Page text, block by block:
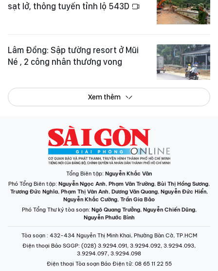
sạt lở, thông tuyến tỉnh lộ 543D
Lâm Đồng: Sập tường resort ở Mũi
Né , 2 công nhân thương vong
Xem thêm
Tổng Biên tập: Nguyễn Khắc Văn
Phó Tổng Biên tập: Nguyễn Ngọc Anh, Phạm Văn Trường, Bùi Thị Hồng Sương,
Trương Đức Nghĩa, Phạm Thị Vân Anh, Dương Văn Quang, Nguyễn Đức Hiển,
Nguyễn Khắc Cường, Trần Gia Bảo
Phó Tổng Thư ký tòa soạn: Ngô Quang Trưởng, Nguyễn Chiến Dũng,
Nguyễn Phước Bình
Tòa soạn : 432-434 Nguyễn Thị Minh Khai, Phường Bàn Cờ, TP.HCM
Điện thoại Báo SGGP: (028) 3.9294.091, 3.9294.092, 3.9294.093,
3.9294.097, 3.9294.098
Điện thoại Tòa soạn Báo Điện tử: 08 65 11 22 55